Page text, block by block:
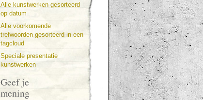
Alle kunstwerken gesorteerd
op datum
Alle voorkomende
trefwoorden gesorteerd in een
tagcloud
Speciale presentatie
kunstwerken
Geef je
mening